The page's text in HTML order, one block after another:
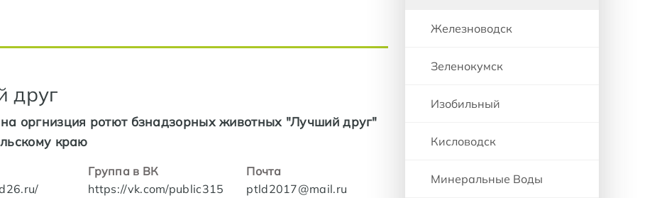
друг
оргнизция ротют бзнадзорных животных "Лучший друг"
краю
Группа в ВК
https://vk.com/public315
Почта
ptld2017@mail.ru
Железноводск
Зеленокумск
Изобильный
Кисловодск
Минеральные Воды